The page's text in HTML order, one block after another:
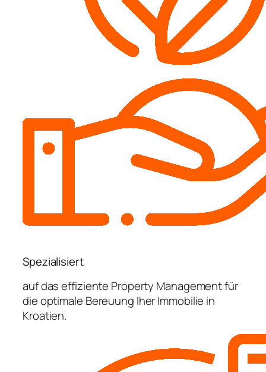
Spezialisiert
auf das effiziente Property Management für
die optimale Bereuung Iher Immobilie in
Kroatien.